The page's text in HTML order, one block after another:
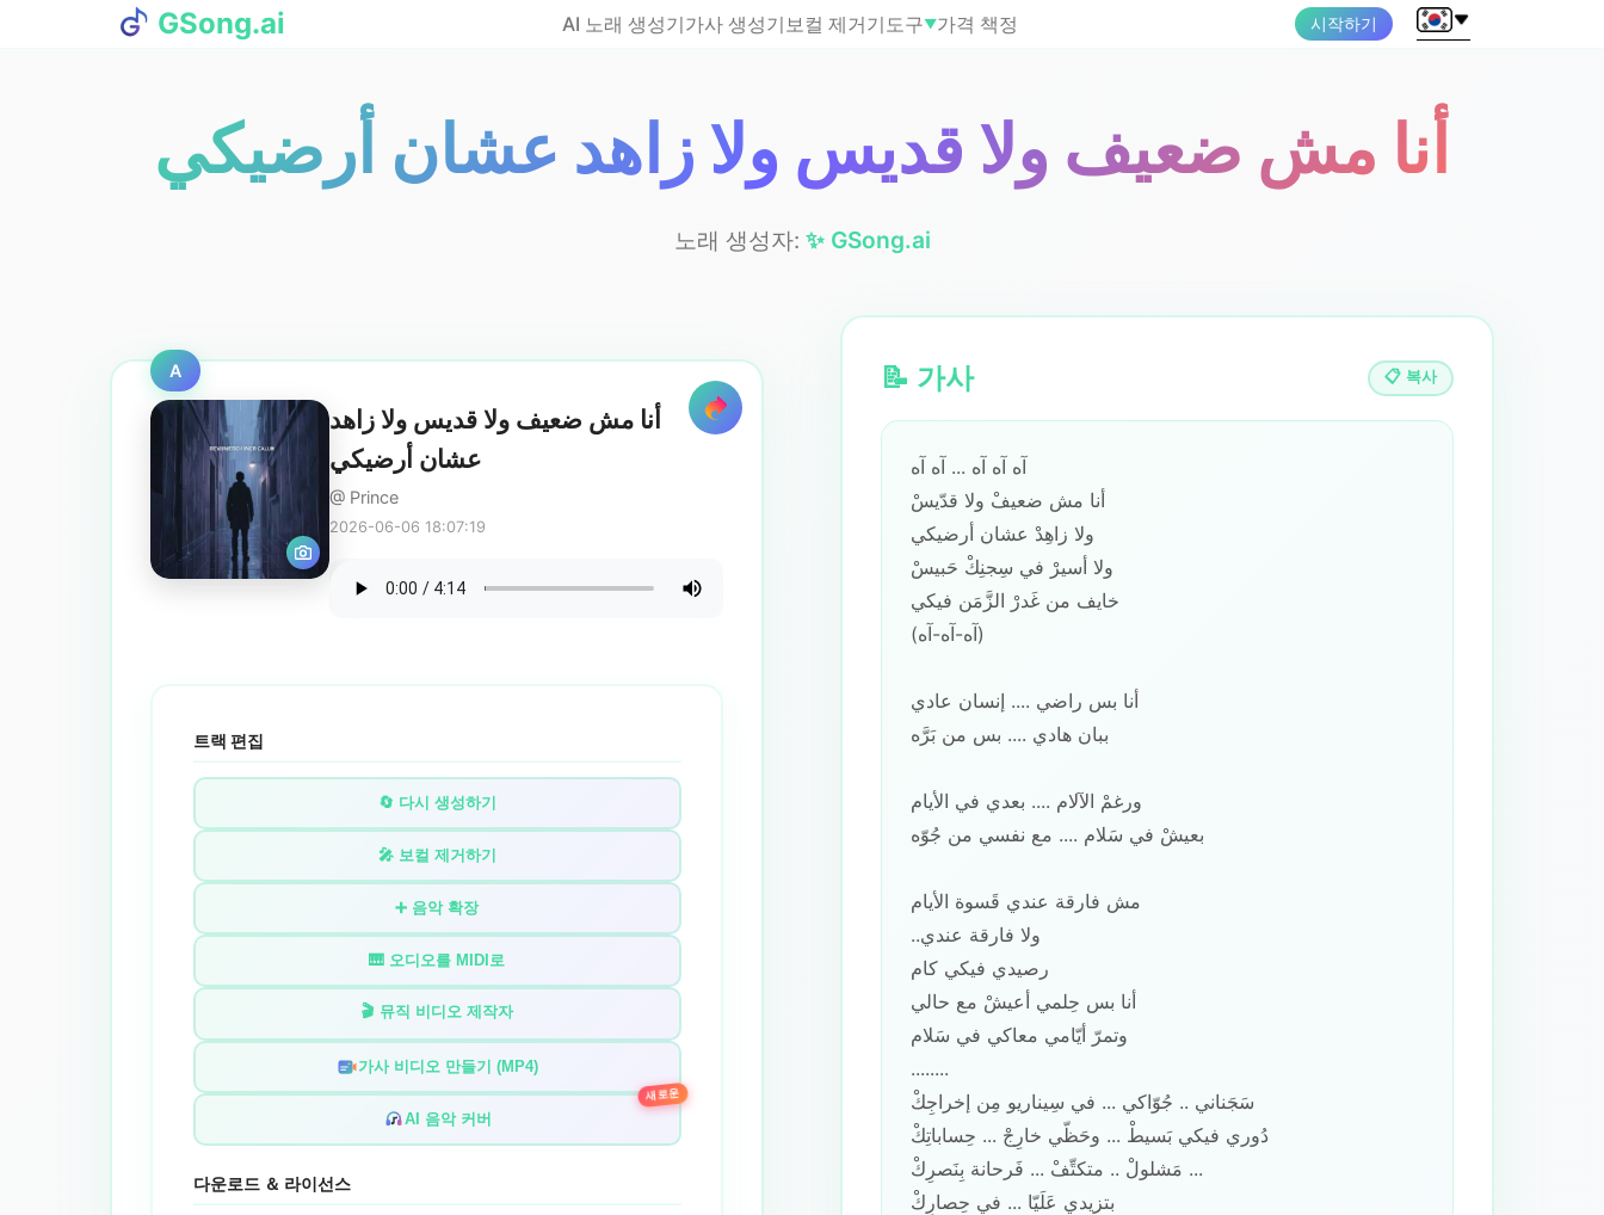
GSong.ai AI 노래 생성기가사 생성기 보컬 제거기 도구▼가격 책정 시작하기
أنا مش ضعيف ولا قديس ولا زاهد عشان أرضيكي
노래 생성자: ✨ GSong.ai
A
أنا مش ضعيف ولا قديس ولا زاهد
عشان أرضيكي
@ Prince
2026-06-06 18:07:19
트랙 편집
🔄 다시 생성하기
🎤 보컬 제거하기
➕ 음악 확장
🎹 오디오를 MIDI로
🎬 뮤직 비디오 제작자
가사 비디오 만들기 (MP4)
AI 음악 커버
새로운
다운로드 ＆ 라이선스
📝 가사 📋 복사
آه آه آه ... آه آه
أنا مش ضعيفْ ولا قدّيسْ
ولا زاهِدْ عشان أرضيكي
ولا أسيرْ في سِجنِكْ حَبيسْ
خايف من غَدرْ الزَّمَن فيكي
(آه-آه-آه)
أنا بس راضي .... إنسان عادي
ببان هادي .... بس من بَرَّه
ورغمْ الآلام .... بعدي في الأيام
بعيشْ في سَلام .... مع نفسي من جُوّه
مش فارقة عندي قَسوة الأيام
..ولا فارقة عندي
رصيدي فيكي كام
أنا بس حِلمي أعيشْ مع حالي
وتمرّ أيّامي معاكي في سَلام
........
سَجَناني .. جُوّاكي ... في سِيناريو مِن إخراجِكْ
دُوري فيكي بَسيطْ ... وحَظّي خارِجْ ... حِساباتِكْ
مَشلولْ .. متكتِّفْ ... فَرحانة بِنَصرِكْ ...
بتزيدي عَلَيّا ... في حِصارِكْ